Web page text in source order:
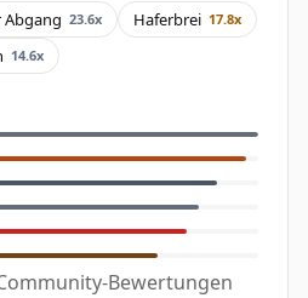
Abgang 23.6x Haferbrei 17.8x
14.6x
Bewertungen